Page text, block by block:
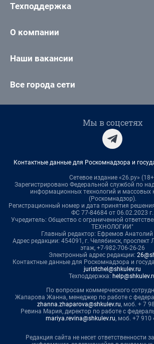
Техподдержка
О компании
Наши вакансии
Все города сети
Мы в соцсетях
Контактные данные для Роскомнадзора и
Сетевое издание «26.ру»
Зарегистрировано Федеральной службой по
информационных технологий и массовых
(Роскомнадзор).
Регистрационный номер и дата принятия
ФС 77-84684 от 06.02.2023 г.
Учредитель: Общество с ограниченной
ТЕХНОЛОГИИ"
Главный редактор: Ефремов
Адрес редакции: 454091, г. Челябинск, проспект
этаж, +7-982-706-26-26
Электронный адрес редакции:
Контактные данные для Роскомнадзора и
juristchel@shkulev.ru
Техподдержка:
По вопросам коммерческого
Жапарова Жанна, менеджер по работе с
zhanna.zhaparova@shkulev.ru, моб. + 7
Ревина Мария, директор по работе с
mariya.revina@shkulev.ru, моб. +7 910
Редакция сайта не несет ответственности